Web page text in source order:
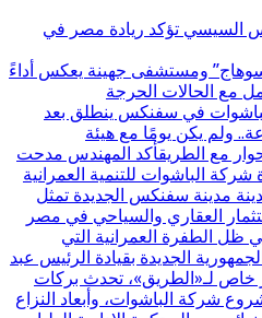
السيسي تؤكد ريادة مصر في
ومستشفى جهينة يعكس أداءً
مع الحالات الحرجة
في سفنكس ينطلق بعد
ولم يكن يومًا مع هيئة
حوار مع الطريقأكد المهندس مدحت
الباشوات للتنمية العمرانية
مدينة سفنكس الجديدة تمثل
العقاري والسياحي في مصر
ظل الطفرة العمرانية التي
الجديدة بقيادة الرئيس عبد
خاص لـ«الطريق»، تحدث بركات
شركة الباشوات، وأبعاد النزاع